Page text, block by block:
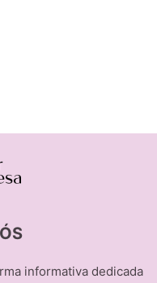
informativa dedicada